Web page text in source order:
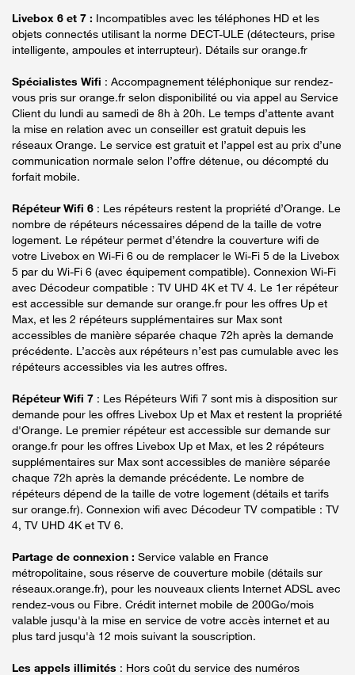
Livebox 6 et 7 : Incompatibles avec les téléphones HD et les
objets connectés utilisant la norme DECT-ULE (détecteurs, prise
intelligente, ampoules et interrupteur). Détails sur orange.fr
Spécialistes Wifi : Accompagnement téléphonique sur rendez-
vous pris sur orange.fr selon disponibilité ou via appel au Service
Client du lundi au samedi de 8h à 20h. Le temps d’attente avant
la mise en relation avec un conseiller est gratuit depuis les
réseaux Orange. Le service est gratuit et l’appel est au prix d’une
communication normale selon l’offre détenue, ou décompté du
forfait mobile.
Répéteur Wifi 6 : Les répéteurs restent la propriété d’Orange. Le
nombre de répéteurs nécessaires dépend de la taille de votre
logement. Le répéteur permet d’étendre la couverture wifi de
votre Livebox en Wi-Fi 6 ou de remplacer le Wi-Fi 5 de la Livebox
5 par du Wi-Fi 6 (avec équipement compatible). Connexion Wi-Fi
avec Décodeur compatible : TV UHD 4K et TV 4. Le 1er répéteur
est accessible sur demande sur orange.fr pour les offres Up et
Max, et les 2 répéteurs supplémentaires sur Max sont
accessibles de manière séparée chaque 72h après la demande
précédente. L’accès aux répéteurs n’est pas cumulable avec les
répéteurs accessibles via les autres offres.
Répéteur Wifi 7 : Les Répéteurs Wifi 7 sont mis à disposition sur
demande pour les offres Livebox Up et Max et restent la propriété
d'Orange. Le premier répéteur est accessible sur demande sur
orange.fr pour les offres Livebox Up et Max, et les 2 répéteurs
supplémentaires sur Max sont accessibles de manière séparée
chaque 72h après la demande précédente. Le nombre de
répéteurs dépend de la taille de votre logement (détails et tarifs
sur orange.fr). Connexion wifi avec Décodeur TV compatible : TV
4, TV UHD 4K et TV 6.
Partage de connexion : Service valable en France
métropolitaine, sous réserve de couverture mobile (détails sur
réseaux.orange.fr), pour les nouveaux clients Internet ADSL avec
rendez-vous ou Fibre. Crédit internet mobile de 200Go/mois
valable jusqu'à la mise en service de votre accès internet et au
plus tard jusqu'à 12 mois suivant la souscription.
Les appels illimités : Hors coût du service des numéros